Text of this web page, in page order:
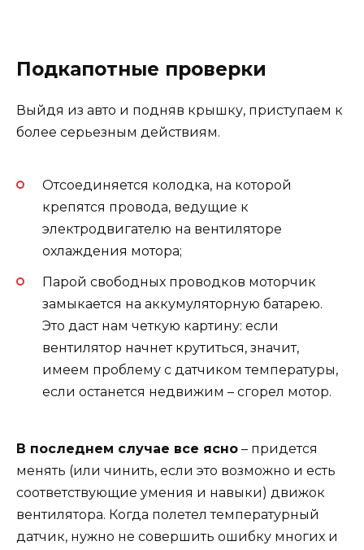
Подкапотные проверки
Выйдя из авто и подняв крышку, приступаем к
более серьезным действиям.
Отсоединяется колодка, на которой
крепятся провода, ведущие к
электродвигателю на вентиляторе
охлаждения мотора;
Парой свободных проводков моторчик
замыкается на аккумуляторную батарею.
Это даст нам четкую картину: если
вентилятор начнет крутиться, значит,
имеем проблему с датчиком температуры,
если останется недвижим – сгорел мотор.
В последнем случае все ясно – придется
менять (или чинить, если это возможно и есть
соответствующие умения и навыки) движок
вентилятора. Когда полетел температурный
датчик, нужно не совершить ошибку многих и